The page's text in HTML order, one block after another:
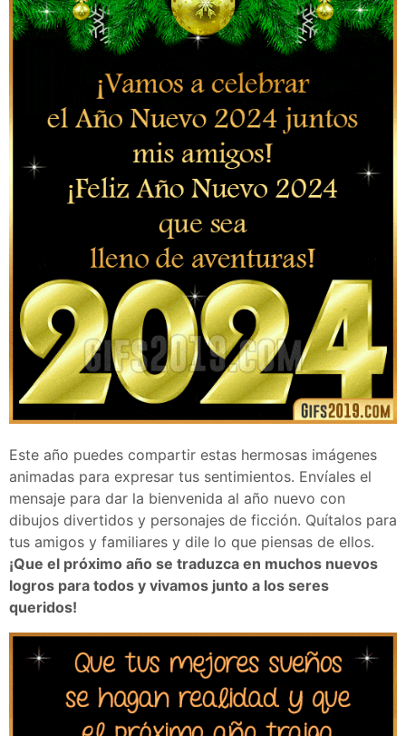
Este año puedes compartir estas hermosas imágenes
animadas para expresar tus sentimientos. Envíales el
mensaje para dar la bienvenida al año nuevo con
dibujos divertidos y personajes de ficción. Quítalos para
tus amigos y familiares y dile lo que piensas de ellos.
¡Que el próximo año se traduzca en muchos nuevos
logros para todos y vivamos junto a los seres
queridos!